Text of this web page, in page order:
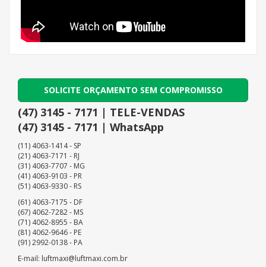
SOLICITE ORÇAMENTO SEM COMPROMISSO
(47) 3145 - 7171 | TELE-VENDAS
(47) 3145 - 7171 | WhatsApp
(11) 4063-1414 - SP
(21) 4063-7171 - RJ
(31) 4063-7707 - MG
(41) 4063-9103 - PR
(51) 4063-9330 - RS
(61) 4063-7175 - DF
(67) 4062-7282 - MS
(71) 4062-8955 - BA
(81) 4062-9646 - PE
(91) 2992-0138 - PA
E-mail: luftmaxi@luftmaxi.com.br